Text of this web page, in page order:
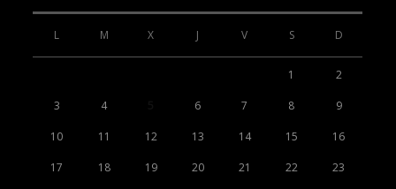
L M X J V S D
1 2
3 4 6 7 8 9
10 11 12 13 14 15 16
17 18 19 20 21 22 23